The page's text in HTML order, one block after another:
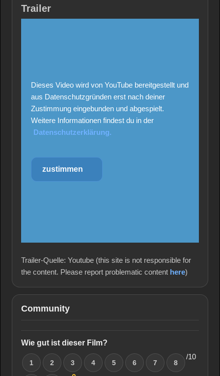
Trailer
Dieses Video wird von YouTube bereitgestellt und
aus Datenschutzgründen erst nach deiner
Zustimmung eingebunden und abgespielt.
Weitere Informationen findest du in der
Datenschutzerklärung.
zustimmen
Trailer-Quelle: Youtube (this site is not responsible for
the content. Please report problematic content here)
Community
Wie gut ist dieser Film?
1 2 3 4 5 6 7 8
/10